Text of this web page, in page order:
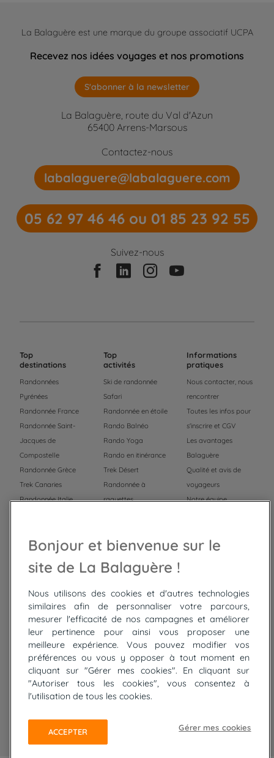
La Balaguère est une marque du groupe associatif UCPA
Recevez nos idées voyages et nos promotions
S'abonner à la newsletter
La Balaguère, route du Val d'Azun
65400 Arrens-Marsous
Contactez-nous
labalaguere@labalaguere.com
05 62 97 46 46 ou 01 85 23 92 55
Suivez-nous
Top
destinations
Randonnées
Pyrénées
Randonnée France
Randonnée Saint-
Jacques de
Compostelle
Randonnée Grèce
Trek Canaries
Randonnée Italie
Trek Mauritanie
Top
activités
Ski de randonnée
Safari
Randonnée en étoile
Rando Balnéo
Rando Yoga
Rando en itinérance
Trek Désert
Randonnée à
raquettes
Trek
Informations
pratiques
Nous contacter, nous
rencontrer
Toutes les infos pour
s'inscrire et CGV
Les avantages
Balaguère
Qualité et avis de
voyageurs
Notre équipe
Top
circuits
Tour du lac de Constance à vélo
Cyclades : Amorgos et Naxos
Randonnée aux Bardenas Reales
De Collioure à Cadaquès à pied
Découverte des trésors de Madère
Rando Réunion en douceur
Trek sur Tenerife
Bonjour et bienvenue sur le
site de La Balaguère !
Nous utilisons des cookies et d'autres technologies
similaires afin de personnaliser votre parcours,
mesurer l'efficacité de nos campagnes et améliorer
leur pertinence pour ainsi vous proposer une
meilleure expérience. Vous pouvez modifier vos
préférences ou vous y opposer à tout moment en
cliquant sur "Gérer mes cookies". En cliquant sur
"Autoriser tous les cookies", vous consentez à
l'utilisation de tous les cookies.
Gérer mes cookies
ACCEPTER